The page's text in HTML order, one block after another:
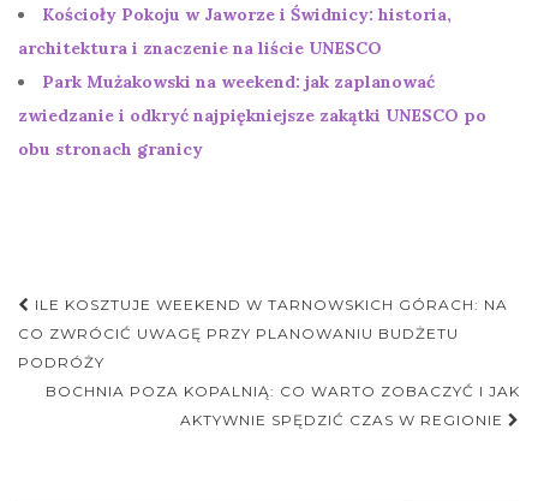
Kościoły Pokoju w Jaworze i Świdnicy: historia,
architektura i znaczenie na liście UNESCO
Park Mużakowski na weekend: jak zaplanować
zwiedzanie i odkryć najpiękniejsze zakątki UNESCO po
obu stronach granicy
Nawigacja
postu
ILE KOSZTUJE WEEKEND W TARNOWSKICH GÓRACH: NA
CO ZWRÓCIĆ UWAGĘ PRZY PLANOWANIU BUDŻETU
PODRÓŻY
BOCHNIA POZA KOPALNIĄ: CO WARTO ZOBACZYĆ I JAK
AKTYWNIE SPĘDZIĆ CZAS W REGIONIE